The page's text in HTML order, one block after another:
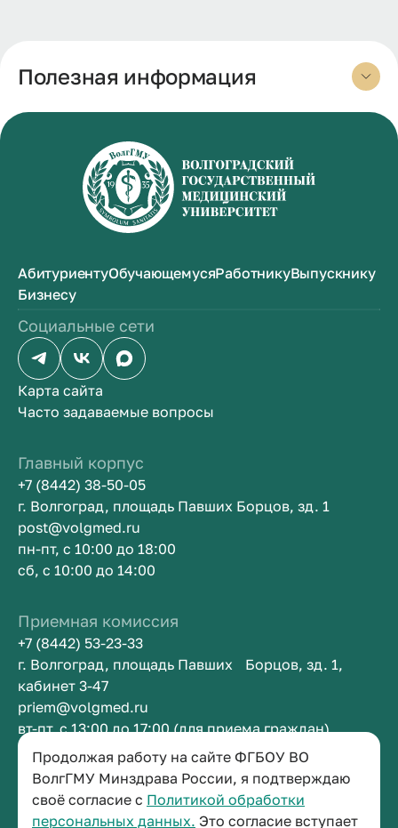
Продолжая работу на сайте ФГБОУ ВО
ВолгГМУ Минздрава России, я подтверждаю
своё согласие с Политикой обработки
персональных данных. Это согласие вступает
Полезная информация
АбитуриентуОбучающемусяРаботникуВыпускнику
Бизнесу
Социальные сети
Карта сайта
Часто задаваемые вопросы
Главный корпус
+7 (8442) 38-50-05
г. Волгоград, площадь Павших Борцов, зд. 1
post@volgmed.ru
пн-пт, с 10:00 до 18:00
сб, с 10:00 до 14:00
Приемная комиссия
+7 (8442) 53-23-33
г. Волгоград, площадь Павших Борцов, зд. 1,
кабинет 3-47
priem@volgmed.ru
вт-пт, с 13:00 до 17:00 (для приема граждан)
Приемная ректора
+7 (8442) 38-50-05
г. Волгоград, площадь Павших Борцов, зд. 1,